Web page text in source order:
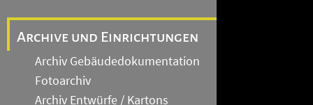
Archive und Einrichtungen
Archiv Gebäudedokumentation
Fotoarchiv
Archiv Entwürfe / Kartons